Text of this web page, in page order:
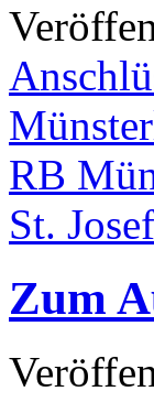
RB
St.
Zum